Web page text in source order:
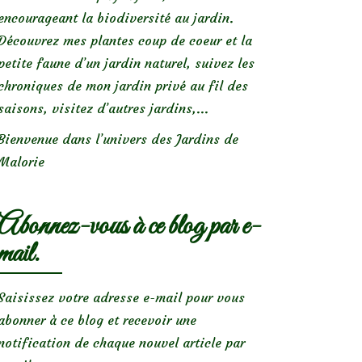
la biodiversité au jardin.
mes plantes coup de coeur et la
faune d’un jardin naturel, suivez les
de mon jardin privé au fil des
visitez d’autres jardins,...
dans l’univers des Jardins de
vous à ce blog par e-
votre adresse e-mail pour vous
à ce blog et recevoir une
de chaque nouvel article par